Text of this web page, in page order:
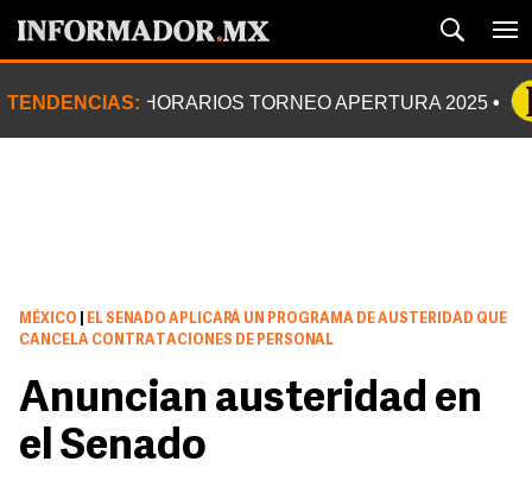
TENDENCIAS: HORARIOS TORNEO APERTURA 2025
MÉXICO
EL SENADO APLICARÁ UN PROGRAMA DE AUSTERIDAD QUE
CANCELA CONTRATACIONES DE PERSONAL
Anuncian austeridad en
el Senado